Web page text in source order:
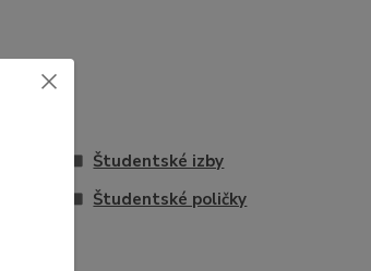
Študentské izby
Študentské poličky